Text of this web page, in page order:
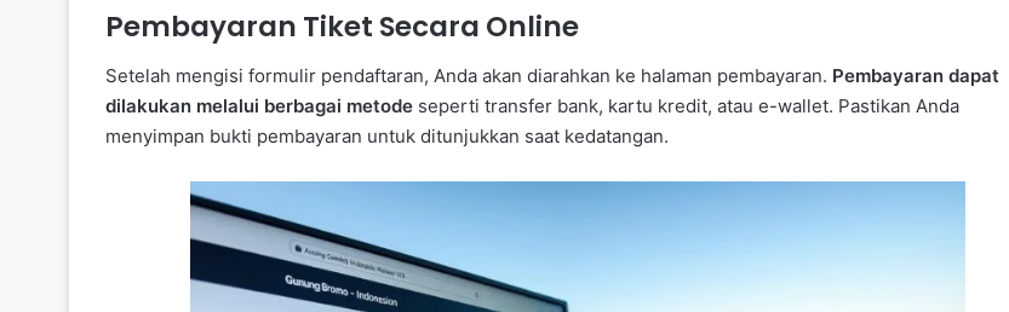
Pembayaran Tiket Secara Online
Setelah mengisi formulir pendaftaran, Anda akan diarahkan ke halaman pembayaran. Pembayaran dapat
dilakukan melalui berbagai metode seperti transfer bank, kartu kredit, atau e-wallet. Pastikan Anda
menyimpan bukti pembayaran untuk ditunjukkan saat kedatangan.